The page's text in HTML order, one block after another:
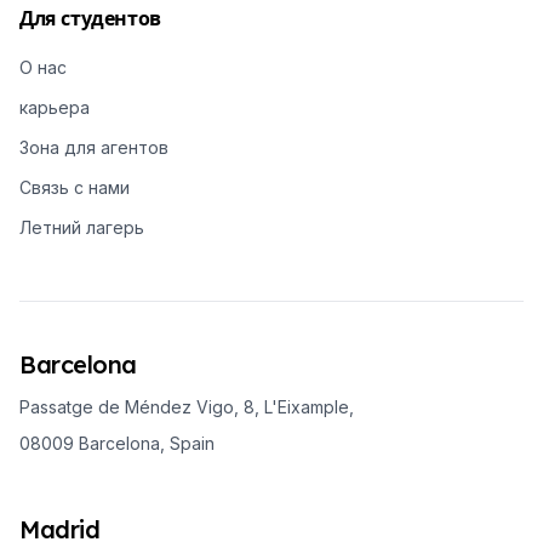
Для студентов
О нас
карьера
Зона для агентов
Связь с нами
Летний лагерь
Barcelona
Passatge de Méndez Vigo, 8, L'Eixample,
08009 Barcelona, Spain
Madrid